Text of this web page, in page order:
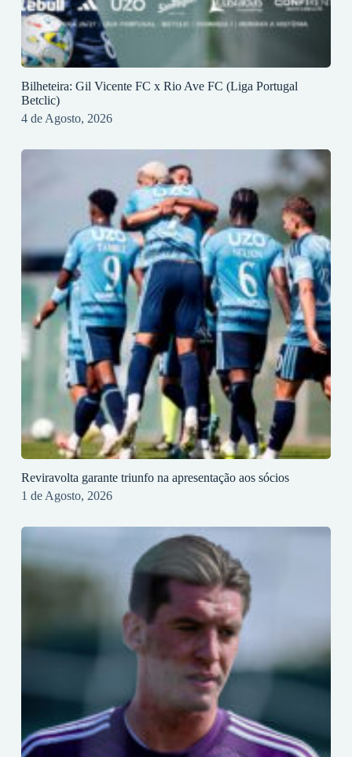
Bilheteira: Gil Vicente FC x Rio Ave FC (Liga Portugal
Betclic)
4 de Agosto, 2026
Reviravolta garante triunfo na apresentação aos sócios
1 de Agosto, 2026